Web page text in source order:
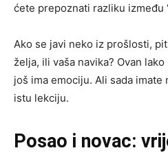
ćete prepoznati razliku između
Ako se javi neko iz prošlosti,
želja, ili vaša navika? Ovan
još ima emociju. Ali sada
istu lekciju.
Posao i novac: